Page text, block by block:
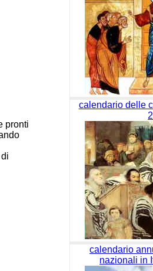
pronti
calendario delle
calendario
nazionali in